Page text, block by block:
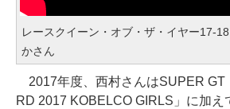
レースクイーン・オブ・ザ・イヤー17-
かさん
2017年度、西村さんはSUPER GT
RD 2017 KOBELCO GIRLS」に加え